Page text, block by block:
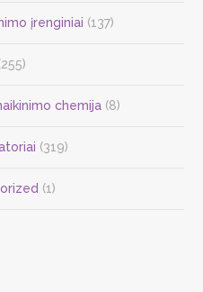
įrenginiai (137)
chemija (8)
(319)
(1)